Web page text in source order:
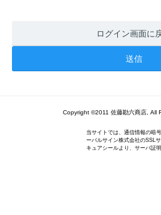
ログイン画面に
Copyright ©2011 佐藤勘六商店, All
当サイトでは、通信情報の暗
ーバルサイン株式会社のSSL
キュアシールより、サーバ証